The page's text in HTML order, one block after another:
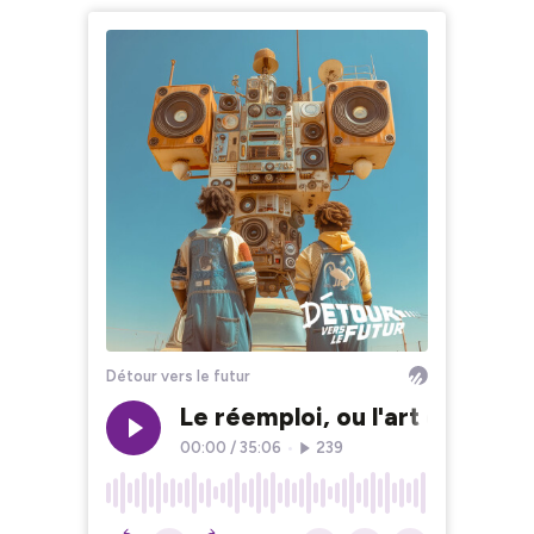
Détour vers le futur
Le réemploi, ou l'art de
00:00 / 35:06 239